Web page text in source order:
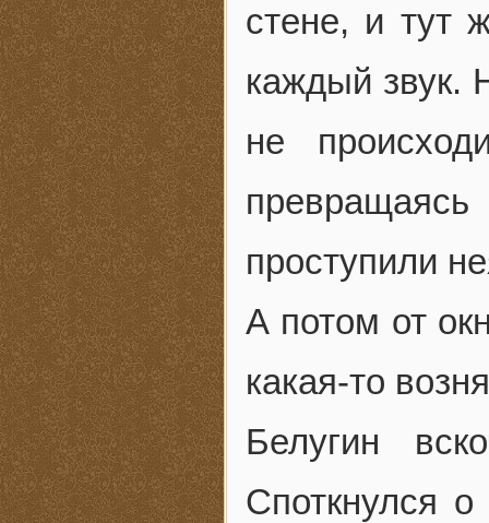
стене, и тут
каждый звук.
не
проступили
А потом от
какая-то
Белугин
Споткнулся